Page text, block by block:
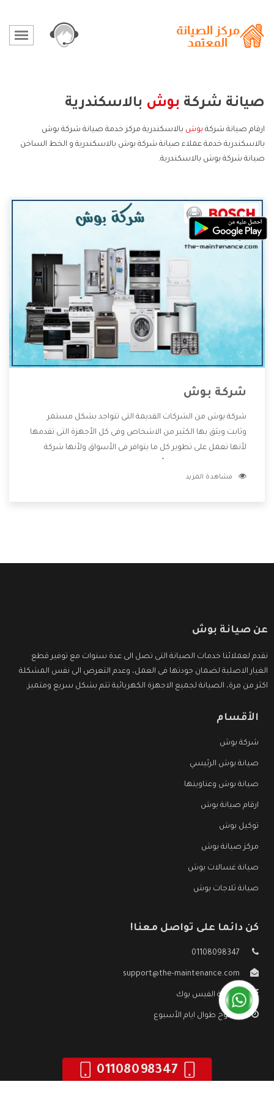
صيانة شركة بوش بالاسكندرية
ارقام صيانة شركة بوش بالاسكندرية مركز خدمة صيانة شركة بوش
بالاسكندرية خدمة عملاء صيانة شركة بوش بالاسكندرية و الخط الساخن
صيانة شركة بوش بالاسكندرية.
شركة بوش
شركة بوش من الشركات القديمة التى تتواجد بشكل مستمر
وثابت ويثق بها الكثير من الاشخاص وفى كل الأجهزة التى تقدمها
لأنها تعمل على تطوير كل ما يتوافر فى الأسواق ولأنها شركة
وتقدم للعملاء أقوى العروض والخصومات التى تسهل على
مشاهدة المزيد
عن صيانة بوش
نقدم لعملائنا خدمات الصيانة التى تصل الى عدة سنوات مع توفير قطع
الغيار الاصلية لضمان جودتها فى العمل، وعدم التعرض الى نفس المشكلة
اكثر من مرة، الصيانة لجميع الاجهزة الكهربائية تتم بشكل سريع ومتميز.
الأقسام
شركة بوش
صيانة بوش الرئيسي
صيانة بوش وعناوينها
ارقام صيانة بوش
توكيل بوش
مركز صيانة بوش
صيانة غسالات بوش
صيانة ثلاجات بوش
كن دائما على تواصل معنا!
01108098347
support@the-maintenance.com
صفحة الفيس بوك
مفتوح طوال ايام الأسبوع
01108098347